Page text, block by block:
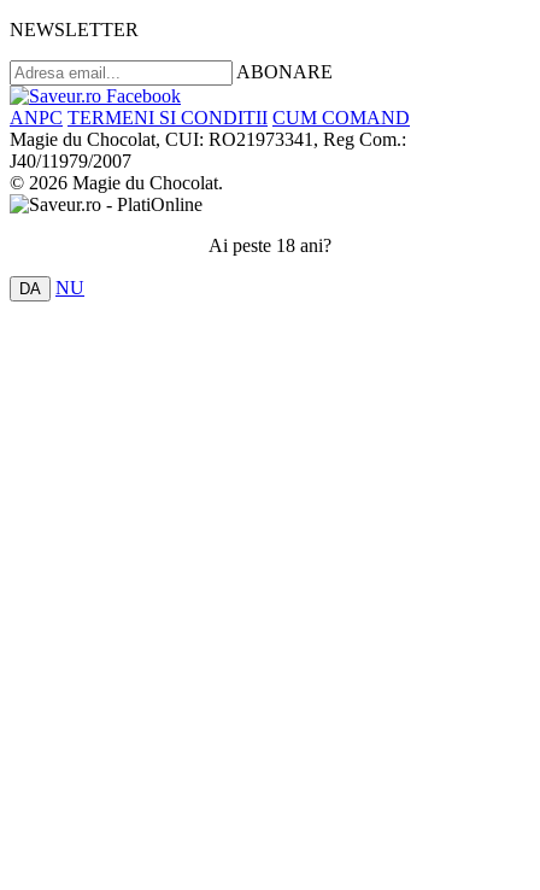
NEWSLETTER
ABONARE
ANPC TERMENI SI CONDITII CUM COMAND
Magie du Chocolat, CUI: RO21973341, Reg Com.:
J40/11979/2007
© 2026 Magie du Chocolat.
Ai peste 18 ani?
DA NU